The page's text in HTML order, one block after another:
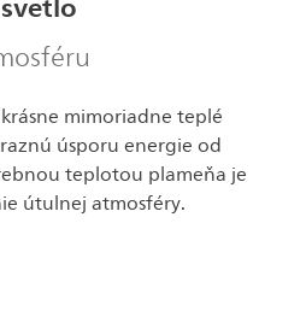
mimoriadne teplé
úsporu energie od
teplotou plameňa je
útulnej atmosféry.